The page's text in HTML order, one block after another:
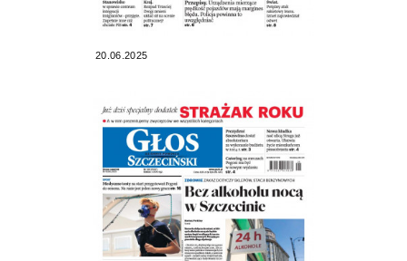
20.06.2025